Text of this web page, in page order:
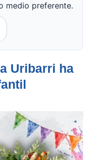
medio preferente.
Uribarri ha